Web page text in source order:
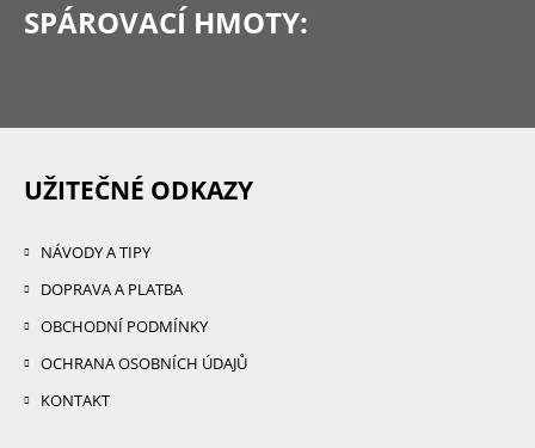
SPÁROVACÍ HMOTY:
UŽITEČNÉ ODKAZY
NÁVODY A TIPY
DOPRAVA A PLATBA
OBCHODNÍ PODMÍNKY
OCHRANA OSOBNÍCH ÚDAJŮ
KONTAKT